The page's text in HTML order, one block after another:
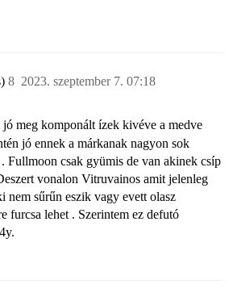
2023. szeptember 7. 07:18
8
meg komponált ízek kivéve a medve
jó ennek a márkanak nagyon sok
Fullmoon csak gyümis de van akinek csíp
vonalon Vitruvainos amit jelenleg
nem sűrűn eszik vagy evett olasz
furcsa lehet . Szerintem ez defutó